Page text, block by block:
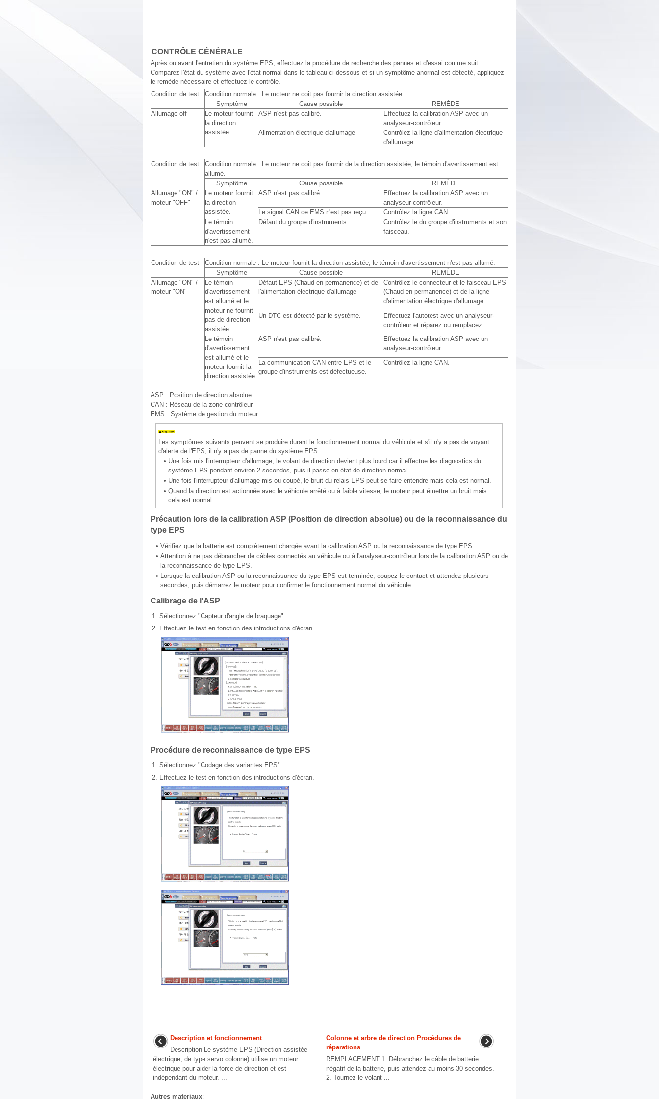
CONTRÔLE GÉNÉRALE
Après ou avant l'entretien du système EPS, effectuez la procédure de recherche des pannes et d'essai comme suit.
Comparez l'état du système avec l'état normal dans le tableau ci-dessous et si un symptôme anormal est détecté, appliquez
le remède nécessaire et effectuez le contrôle.
Condition de test
Condition normale : Le moteur ne doit pas fournir la direction assistée.
Symptôme
Cause possible
REMÈDE
Allumage off
Le moteur fournit
la direction
assistée.
ASP n'est pas calibré.
Effectuez la calibration ASP avec un
analyseur-contrôleur.
Alimentation électrique d'allumage
Contrôlez la ligne d'alimentation électrique
d'allumage.
Condition de test
Condition normale : Le moteur ne doit pas fournir de la direction assistée, le témoin d'avertissement est
allumé.
Symptôme
Cause possible
REMÈDE
Allumage "ON" /
moteur "OFF"
Le moteur fournit
la direction
assistée.
ASP n'est pas calibré.
Effectuez la calibration ASP avec un
analyseur-contrôleur.
Le signal CAN de EMS n'est pas reçu.
Contrôlez la ligne CAN.
Le témoin
d'avertissement
n'est pas allumé.
Défaut du groupe d'instruments
Contrôlez le du groupe d'instruments et son
faisceau.
Condition de test
Condition normale : Le moteur fournit la direction assistée, le témoin d'avertissement n'est pas allumé.
Symptôme
Cause possible
REMÈDE
Allumage "ON" /
moteur "ON"
Le témoin
d'avertissement
est allumé et le
moteur ne fournit
pas de direction
assistée.
Défaut EPS (Chaud en permanence) et de
l'alimentation électrique d'allumage
Contrôlez le connecteur et le faisceau EPS
(Chaud en permanence) et de la ligne
d'alimentation électrique d'allumage.
Un DTC est détecté par le système.
Effectuez l'autotest avec un analyseur-
contrôleur et réparez ou remplacez.
Le témoin
d'avertissement
est allumé et le
moteur fournit la
direction assistée.
ASP n'est pas calibré.
Effectuez la calibration ASP avec un
analyseur-contrôleur.
La communication CAN entre EPS et le
groupe d'instruments est défectueuse.
Contrôlez la ligne CAN.
ASP : Position de direction absolue
CAN : Réseau de la zone contrôleur
EMS : Système de gestion du moteur
Les symptômes suivants peuvent se produire durant le fonctionnement normal du véhicule et s'il n'y a pas de voyant
d'alerte de l'EPS, il n'y a pas de panne du système EPS.
• Une fois mis l'interrupteur d'allumage, le volant de direction devient plus lourd car il effectue les diagnostics du
système EPS pendant environ 2 secondes, puis il passe en état de direction normal.
• Une fois l'interrupteur d'allumage mis ou coupé, le bruit du relais EPS peut se faire entendre mais cela est normal.
• Quand la direction est actionnée avec le véhicule arrêté ou à faible vitesse, le moteur peut émettre un bruit mais
cela est normal.
Précaution lors de la calibration ASP (Position de direction absolue) ou de la reconnaissance du
type EPS
• Vérifiez que la batterie est complètement chargée avant la calibration ASP ou la reconnaissance de type EPS.
• Attention à ne pas débrancher de câbles connectés au véhicule ou à l'analyseur-contrôleur lors de la calibration ASP ou de
la reconnaissance de type EPS.
• Lorsque la calibration ASP ou la reconnaissance du type EPS est terminée, coupez le contact et attendez plusieurs
secondes, puis démarrez le moteur pour confirmer le fonctionnement normal du véhicule.
Calibrage de l'ASP
1. Sélectionnez "Capteur d'angle de braquage".
2. Effectuez le test en fonction des introductions d'écran.
Procédure de reconnaissance de type EPS
1. Sélectionnez "Codage des variantes EPS".
2. Effectuez le test en fonction des introductions d'écran.
Description et fonctionnement
Description Le système EPS (Direction assistée
électrique, de type servo colonne) utilise un moteur
électrique pour aider la force de direction et est
indépendant du moteur. ...
Colonne et arbre de direction Procédures de
réparations
REMPLACEMENT 1. Débranchez le câble de batterie
négatif de la batterie, puis attendez au moins 30 secondes.
2. Tournez le volant ...
Autres materiaux: